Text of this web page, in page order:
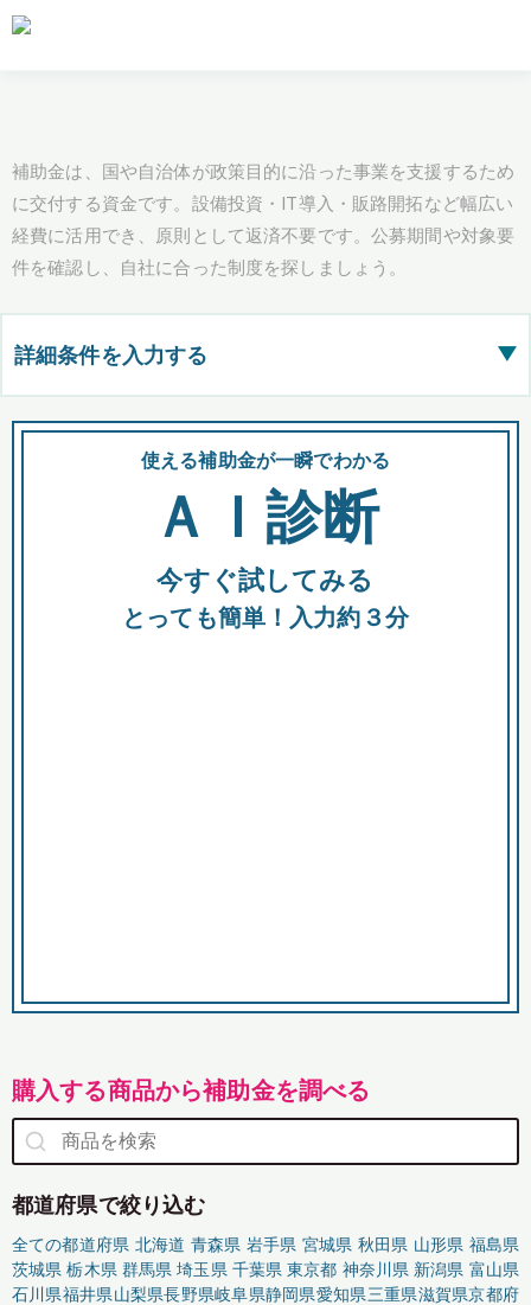
補助金は、国や自治体が政策目的に沿った事業を支援するため
に交付する資金です。設備投資・IT導入・販路開拓など幅広い
経費に活用でき、原則として返済不要です。公募期間や対象要
件を確認し、自社に合った制度を探しましょう。
詳細条件を入力する ▶
都道府県
全国の検索結果を含めて表示
助成金 融資 出資
使える補助金が一瞬でわかる
ＡＩ診断
今すぐ試してみる
とっても簡単！入力約３分
購入する商品から補助金を調べる
都道府県で絞り込む
全ての都道府県 北海道 青森県 岩手県 宮城県 秋田県 山形県 福島県
茨城県 栃木県 群馬県 埼玉県 千葉県 東京都 神奈川県 新潟県 富山県
石川県福井県山梨県長野県岐阜県静岡県愛知県三重県滋賀県京都府